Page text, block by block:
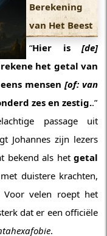
Berekening
van Het Beest
“Hier is [de]
het getal van
mensen [of: van
zes en zestig..”
passage uit
Johannes zijn lezers
bekend als het getal
duistere krachten,
Voor velen roept het
dat er een officiële
.